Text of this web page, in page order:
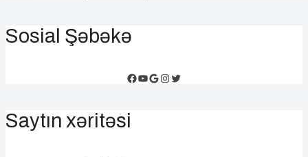
Sosial Şəbəkə
Facebook
YouTube
Google
Instagram
Twitter
Saytın xəritəsi